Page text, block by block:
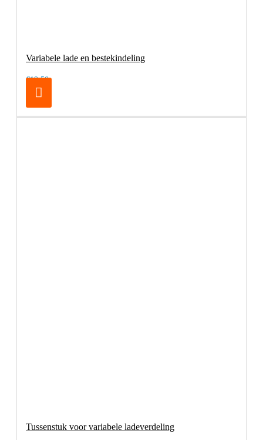
Variabele lade en bestekindeling
€19,50
Tussenstuk voor variabele ladeverdeling